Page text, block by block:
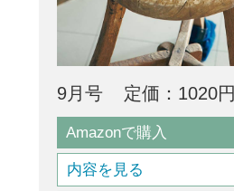
9月号 定価：1020円
Amazonで購入
内容を見る